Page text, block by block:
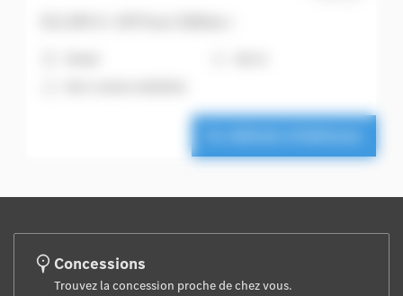
Concessions
Trouvez la concession proche de chez vous.